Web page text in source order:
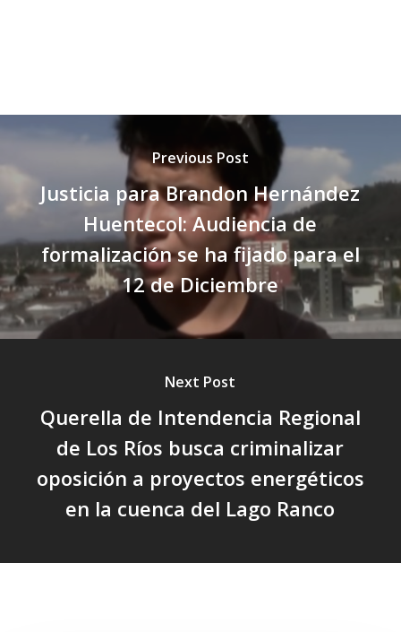
Previous Post
Justicia para Brandon Hernández
Huentecol: Audiencia de
formalización se ha fijado para el
12 de Diciembre
Next Post
Querella de Intendencia Regional
de Los Ríos busca criminalizar
oposición a proyectos energéticos
en la cuenca del Lago Ranco